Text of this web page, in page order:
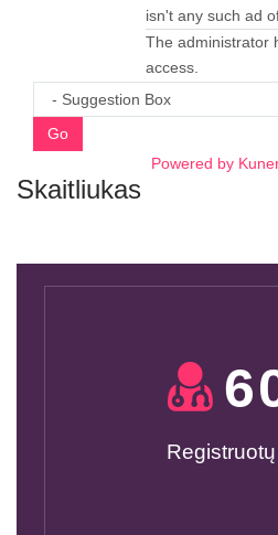
isn't any such ad
The administrator
access.
Go
Powered by
Skaitliukas